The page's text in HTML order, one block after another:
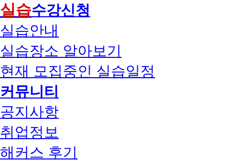
실습수강신청
실습안내
실습장소 알아보기
현재 모집중인 실습일정
커뮤니티
공지사항
취업정보
해커스 후기